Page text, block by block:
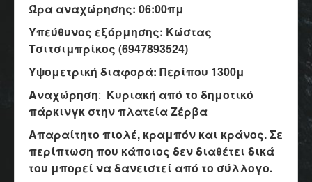
Ώρα αναχώρησης: 06:00πμ
Υπεύθυνος εξόρμησης: Κώστας
Τσιτσιμπρίκος (6947893524)
Υψομετρική διαφορά: Περίπου 1300μ
Αναχώρηση: Κυριακή από το δημοτικό
πάρκινγκ στην πλατεία Ζέρβα
Απαραίτητο πιολέ, κραμπόν και κράνος. Σε
περίπτωση που κάποιος δεν διαθέτει δικά
του μπορεί να δανειστεί από το σύλλογο.